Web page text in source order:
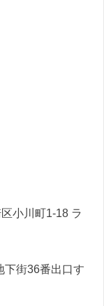
⼩川町1-18 ラ
下街36番出⼝す